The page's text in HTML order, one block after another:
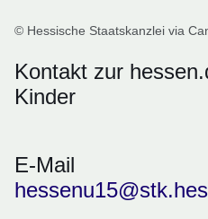
© Hessische Staatskanzlei via
Kontakt zur
Kinder
E-Mail